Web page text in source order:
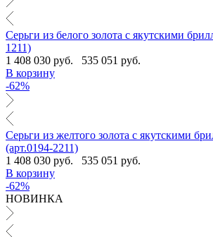
Серьги из белого золота с якутскими
1211)
1 408 030 руб.
535 051 руб.
В корзину
-62%
Серьги из желтого золота с якутскими
(арт.0194-2211)
1 408 030 руб.
535 051 руб.
В корзину
-62%
НОВИНКА